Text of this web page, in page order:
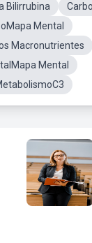
Bilirrubina
Mental
Macronutrientes
Mental